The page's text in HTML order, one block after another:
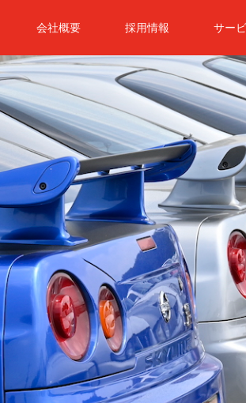
会社概要 採用情報 サー